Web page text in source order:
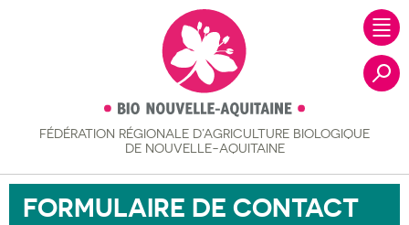
FÉDÉRATION RÉGIONALE D’AGRICULTURE BIOLOGIQUE
DE NOUVELLE-AQUITAINE
FORMULAIRE DE CONTACT